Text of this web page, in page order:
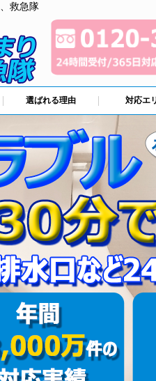
救急隊
選ばれる理由 対応エ